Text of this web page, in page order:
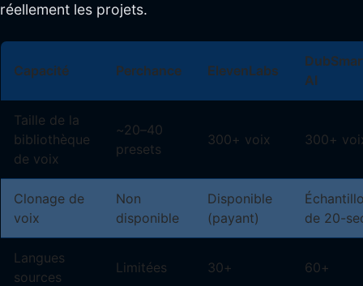
réellement les projets.
Capacité Perchance ElevenLabs
AI
Taille de la
bibliothèque
de voix
~20–40
presets
300+ voix 300+
Clonage de
voix
Non
disponible
Disponible
(payant)
de 20-
Langues
sources
Limitées 30+ 60+